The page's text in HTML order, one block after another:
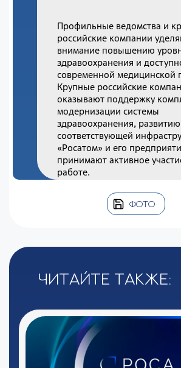
Профильные ведомства и
российские компании
внимание повышению
здравоохранения и
современной медицинской
Крупные российские
оказывают поддержку
модернизации системы
здравоохранения, развитию
соответствующей
«Росатом» и его
принимают активное
работе.
ФОТО
Читайте также: